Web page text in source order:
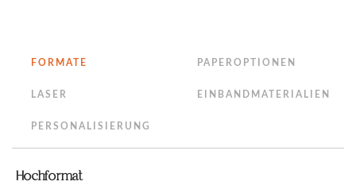
FORMATE PAPEROPTIONEN
LASER EINBANDMATERIALIEN
PERSONALISIERUNG
Hochformat